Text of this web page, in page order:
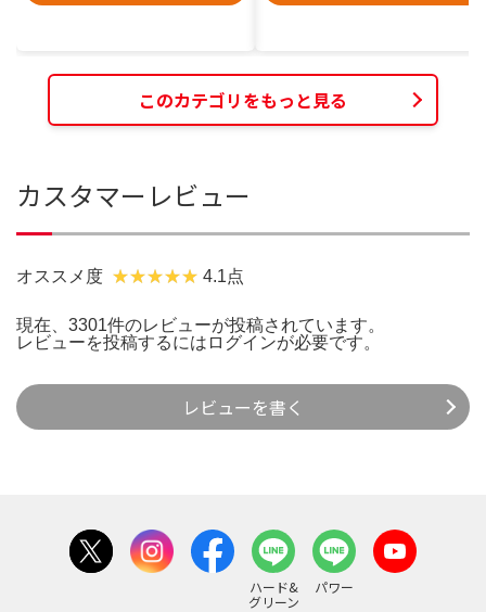
このカテゴリをもっと見る
カスタマーレビュー
オススメ度 4.1点
現在、3301件のレビューが投稿されています。
レビューを投稿するには ログインが必要です。
レビューを書く
ハード&
グリーン
パワー